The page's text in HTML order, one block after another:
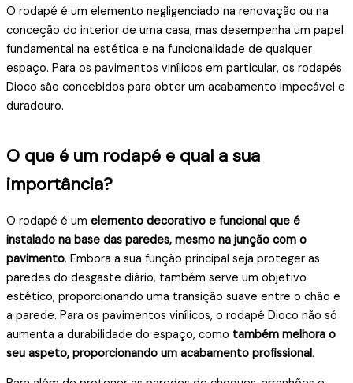
O rodapé é um elemento negligenciado na renovação ou na
conceção do interior de uma casa, mas desempenha um papel
fundamental na estética e na funcionalidade de qualquer
espaço. Para os pavimentos vinílicos em particular, os rodapés
Dioco são concebidos para obter um acabamento impecável e
duradouro.
O que é um rodapé e qual a sua
importância?
O rodapé é um elemento decorativo e funcional que é
instalado na base das paredes, mesmo na junção com o
pavimento. Embora a sua função principal seja proteger as
paredes do desgaste diário, também serve um objetivo
estético, proporcionando uma transição suave entre o chão e
a parede. Para os pavimentos vinílicos, o rodapé Dioco não só
aumenta a durabilidade do espaço, como também melhora o
seu aspeto, proporcionando um acabamento profissional.